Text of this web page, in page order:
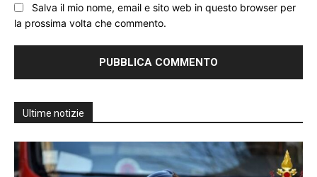
Salva il mio nome, email e sito web in questo browser per
la prossima volta che commento.
Ultime notizie